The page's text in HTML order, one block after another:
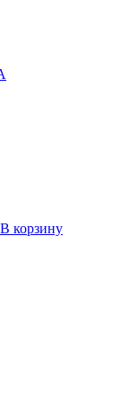
В корзину